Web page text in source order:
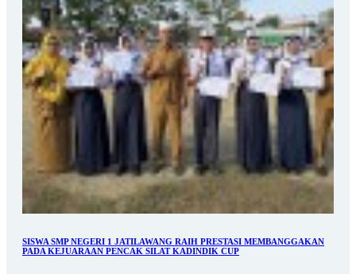
SISWA SMP NEGERI 1 JATILAWANG RAIH PRESTASI MEMBANGGAKAN
PADA KEJUARAAN PENCAK SILAT KADINDIK CUP